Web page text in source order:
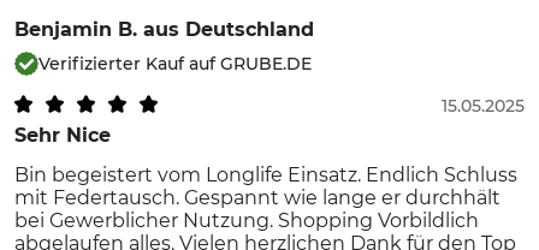
Benjamin B. aus Deutschland
Verifizierter Kauf auf GRUBE.DE
Sehr Nice
15.05.2025
Bin begeistert vom Longlife Einsatz. Endlich Schluss
mit Federtausch. Gespannt wie lange er durchhält
bei Gewerblicher Nutzung. Shopping Vorbildlich
abgelaufen alles. Vielen herzlichen Dank für den Top